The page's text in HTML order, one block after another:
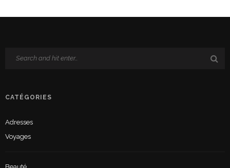
CATÉGORIES
Adresses
Voyages